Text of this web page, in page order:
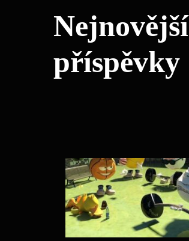
Nejnovější
příspěvky